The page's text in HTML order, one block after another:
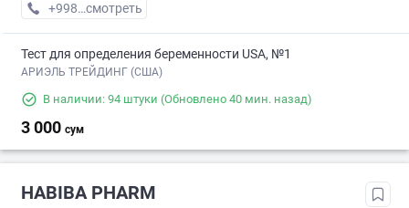
+998 (94) XXX-XX-XX
смотреть
Тест для определения беременности USA, №1
АРИЭЛЬ ТРЕЙДИНГ (США)
В наличии: 94 штуки (Обновлено 40 мин. назад)
3 000 сум
HABIBA PHARM